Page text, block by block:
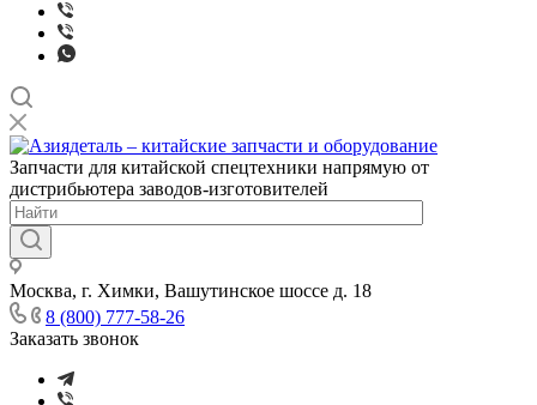
Запчасти для китайской спецтехники напрямую от
дистрибьютера заводов-изготовителей
Москва, г. Химки, Вашутинское шоссе д. 18
8 (800) 777-58-26
Заказать звонок